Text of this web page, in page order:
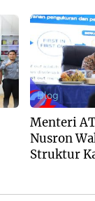
Buddha
Aguan
Blog
Menteri
Nusron
Struktur